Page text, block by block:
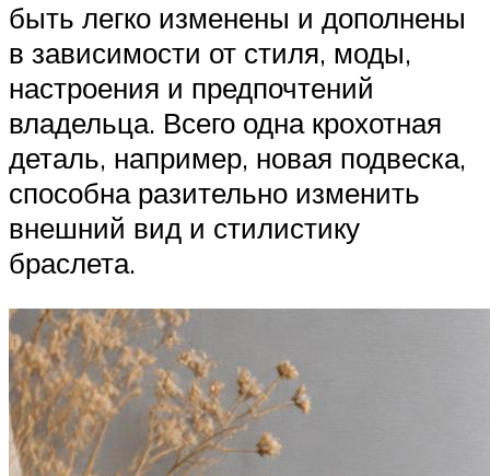
быть легко изменены и дополнены
в зависимости от стиля, моды,
настроения и предпочтений
владельца. Всего одна крохотная
деталь, например, новая подвеска,
способна разительно изменить
внешний вид и стилистику
браслета.